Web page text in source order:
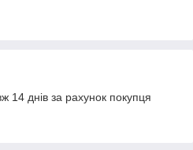
14 днів за рахунок покупця